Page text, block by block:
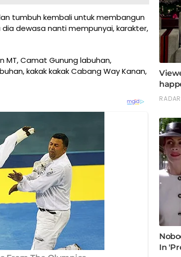
tumbuh kembali untuk membangun
dewasa nanti mempunyai, karakter,
MT, Camat Gunung labuhan,
kakak kakak Cabang Way Kanan,